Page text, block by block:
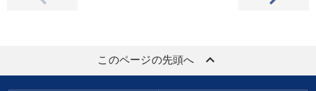
このページの先頭へ keyboard_arrow_up